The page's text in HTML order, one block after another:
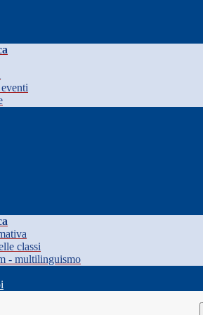
classi
- multilinguismo